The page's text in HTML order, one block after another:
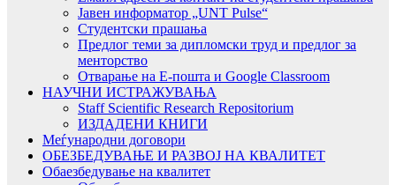
Јавен информатор „UNT Pulse“
Студентски прашања
Предлог теми за дипломски труд и предлог за
менторство
Отварање на Е-пошта и Google Classroom
НАУЧНИ ИСТРАЖУВАЊА
Staff Scientific Research Repositorium
ИЗДАДЕНИ КНИГИ
Меѓународни договори
ОБЕЗБЕДУВАЊЕ И РАЗВОЈ НА КВАЛИТЕТ
Обаезбедување на квалитет